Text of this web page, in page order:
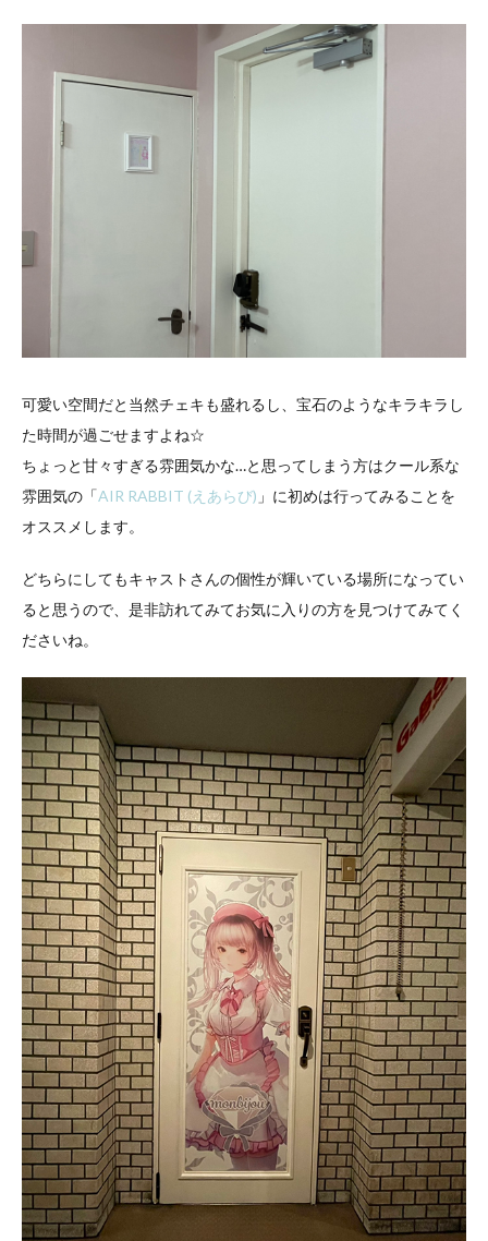
可愛い空間だと当然チェキも盛れるし、宝石のようなキラキラし
た時間が過ごせますよね☆
ちょっと甘々すぎる雰囲気かな…と思ってしまう方はクール系な
雰囲気の「AIR RABBIT (えあらび) 」に初めは行ってみることを
オススメします。
どちらにしてもキャストさんの個性が輝いている場所になってい
ると思うので、是非訪れてみてお気に入りの方を見つけてみてく
ださいね。